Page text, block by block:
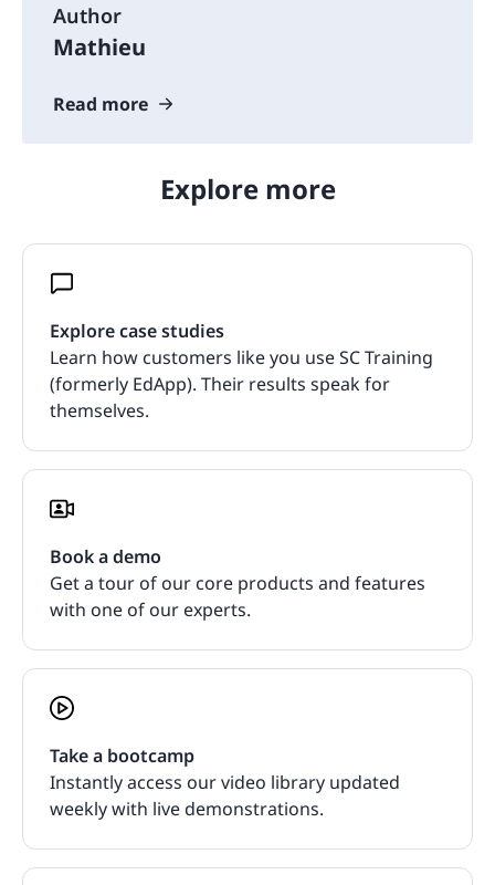
Author
Mathieu
Read more
Explore more
Explore case studies
Learn how customers like you use SC Training
(formerly EdApp). Their results speak for
themselves.
Book a demo
Get a tour of our core products and features
with one of our experts.
Take a bootcamp
Instantly access our video library updated
weekly with live demonstrations.